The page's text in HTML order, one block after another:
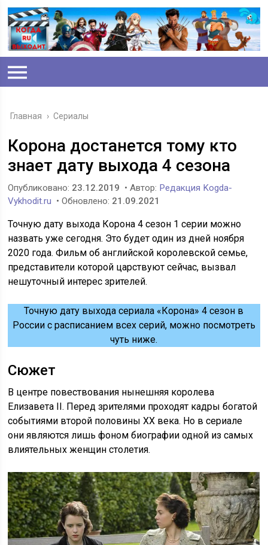
Главная › Сериалы
Корона достанется тому кто
знает дату выхода 4 сезона
Опубликовано: 23.12.2019 • Автор: Редакция Kogda-
Vykhodit.ru • Обновлено: 21.09.2021
Точную дату выхода Корона 4 сезон 1 серии можно
назвать уже сегодня. Это будет один из дней ноября
2020 года. Фильм об английской королевской семье,
представители которой царствуют сейчас, вызвал
нешуточный интерес зрителей.
Точную дату выхода сериала «Корона» 4 сезон в
России с расписанием всех серий, можно посмотреть
чуть ниже.
Сюжет
В центре повествования нынешняя королева
Елизавета II. Перед зрителями проходят кадры богатой
событиями второй половины XX века. Но в сериале
они являются лишь фоном биографии одной из самых
влиятельных женщин столетия.